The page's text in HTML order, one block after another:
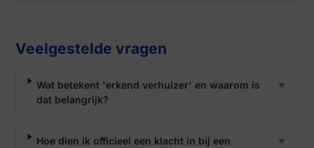
Veelgestelde vragen
Wat betekent 'erkend verhuizer' en waarom is
dat belangrijk?
▼
Hoe dien ik officieel een klacht in bij een
▼